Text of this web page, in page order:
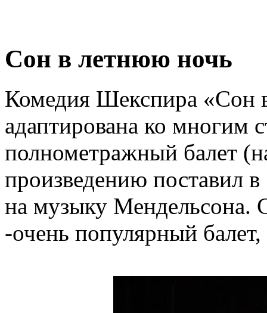
Сон в летнюю ночь
Комедия Шекспира «Сон
адаптирована ко многим
полнометражный балет
произведению поставил
на музыку Мендельсона.
-очень популярный